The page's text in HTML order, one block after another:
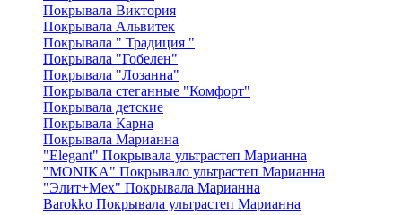
Покрывала Виктория
Покрывала Альвитек
Покрывала " Традиция "
Покрывала "Гобелен"
Покрывала "Лозанна"
Покрывала стеганные "Комфорт"
Покрывала детские
Покрывала Карна
Покрывала Марианна
"Elegant" Покрывала ультрастеп Марианна
"MONIKA" Покрывало ультрастеп Марианна
"Элит+Мех" Покрывала Марианна
Barokko Покрывала ультрастеп Марианна